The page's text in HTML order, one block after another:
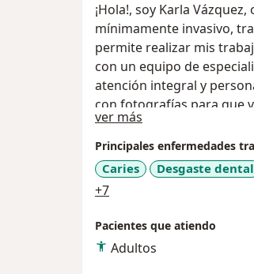
¡Hola!, soy Karla
mínimamente invasivo,
permite realizar mis
con un equipo de
atención integral y
con fotografías para que
¡Será un placer recibirte!
ver más
Principales enfermedades
Caries Desgaste dental
+7a11y_sr_more_diseases
Pacientes que atiendo
Adultos